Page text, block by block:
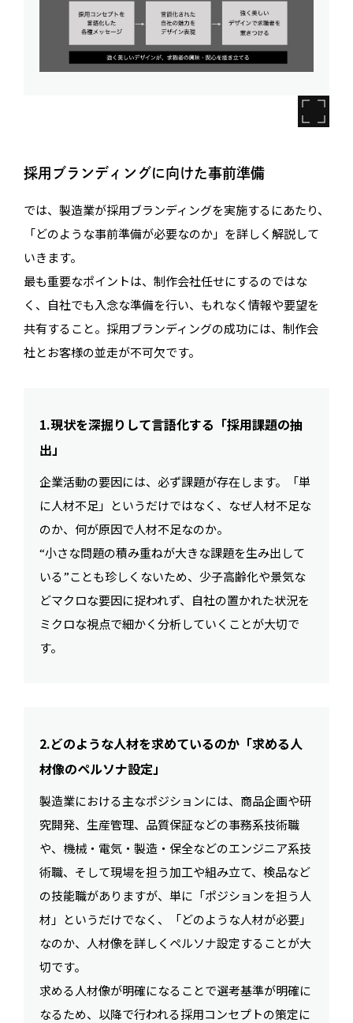
採用ブランディングに向けた事前準備
では、製造業が採用ブランディングを実施するにあたり、
「どのような事前準備が必要なのか」を詳しく解説して
いきます。
最も重要なポイントは、制作会社任せにするのではな
く、自社でも入念な準備を行い、もれなく情報や要望を
共有すること。採用ブランディングの成功には、制作会
社とお客様の並走が不可欠です。
1.現状を深掘りして言語化する「採用課題の抽
出」
企業活動の要因には、必ず課題が存在します。「単
に人材不足」というだけではなく、なぜ人材不足な
のか、何が原因で人材不足なのか。
“小さな問題の積み重ねが大きな課題を生み出して
いる”ことも珍しくないため、少子高齢化や景気な
どマクロな要因に捉われず、自社の置かれた状況を
ミクロな視点で細かく分析していくことが大切で
す。
2.どのような人材を求めているのか「求める人
材像のペルソナ設定」
製造業における主なポジションには、商品企画や研
究開発、生産管理、品質保証などの事務系技術職
や、機械・電気・製造・保全などのエンジニア系技
術職、そして現場を担う加工や組み立て、検品など
の技能職がありますが、単に「ポジションを担う人
材」というだけでなく、「どのような人材が必要」
なのか、人材像を詳しくペルソナ設定することが大
切です。
求める人材像が明確になることで選考基準が明確に
なるため、以降で行われる採用コンセプトの策定に